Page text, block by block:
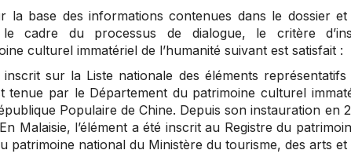
la base des informations contenues dans le dossier
le cadre du processus de dialogue, le critère
culturel immatériel de l’humanité suivant est satisfait :
sur la Liste nationale des éléments
tenue par le Département du patrimoine culturel
Populaire de Chine. Depuis son instauration en
Malaisie, l’élément a été inscrit au Registre du
patrimoine national du Ministère du tourisme, des arts